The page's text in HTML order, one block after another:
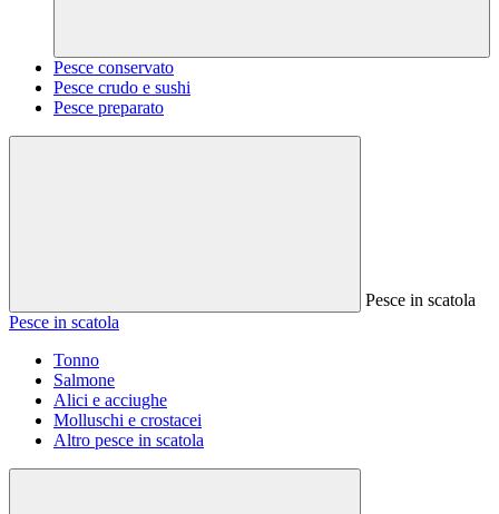
Pesce conservato
Pesce crudo e sushi
Pesce preparato
Pesce in scatola
Pesce in scatola
Tonno
Salmone
Alici e acciughe
Molluschi e crostacei
Altro pesce in scatola